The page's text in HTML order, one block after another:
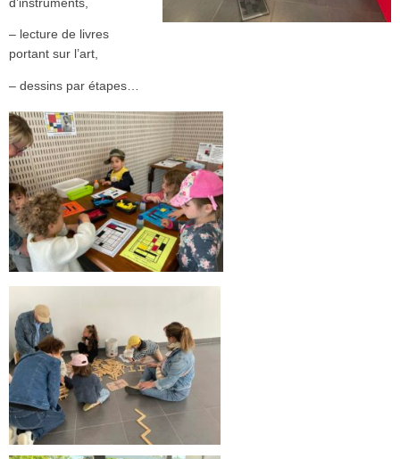
d’instruments,
– lecture de livres
portant sur l’art,
– dessins par étapes…